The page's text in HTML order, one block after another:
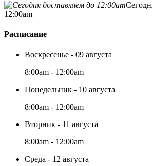
12:00am
Расписание
Воскресенье - 09 августа
8:00am - 12:00am
Понедельник - 10 августа
8:00am - 12:00am
Вторник - 11 августа
8:00am - 12:00am
Среда - 12 августа